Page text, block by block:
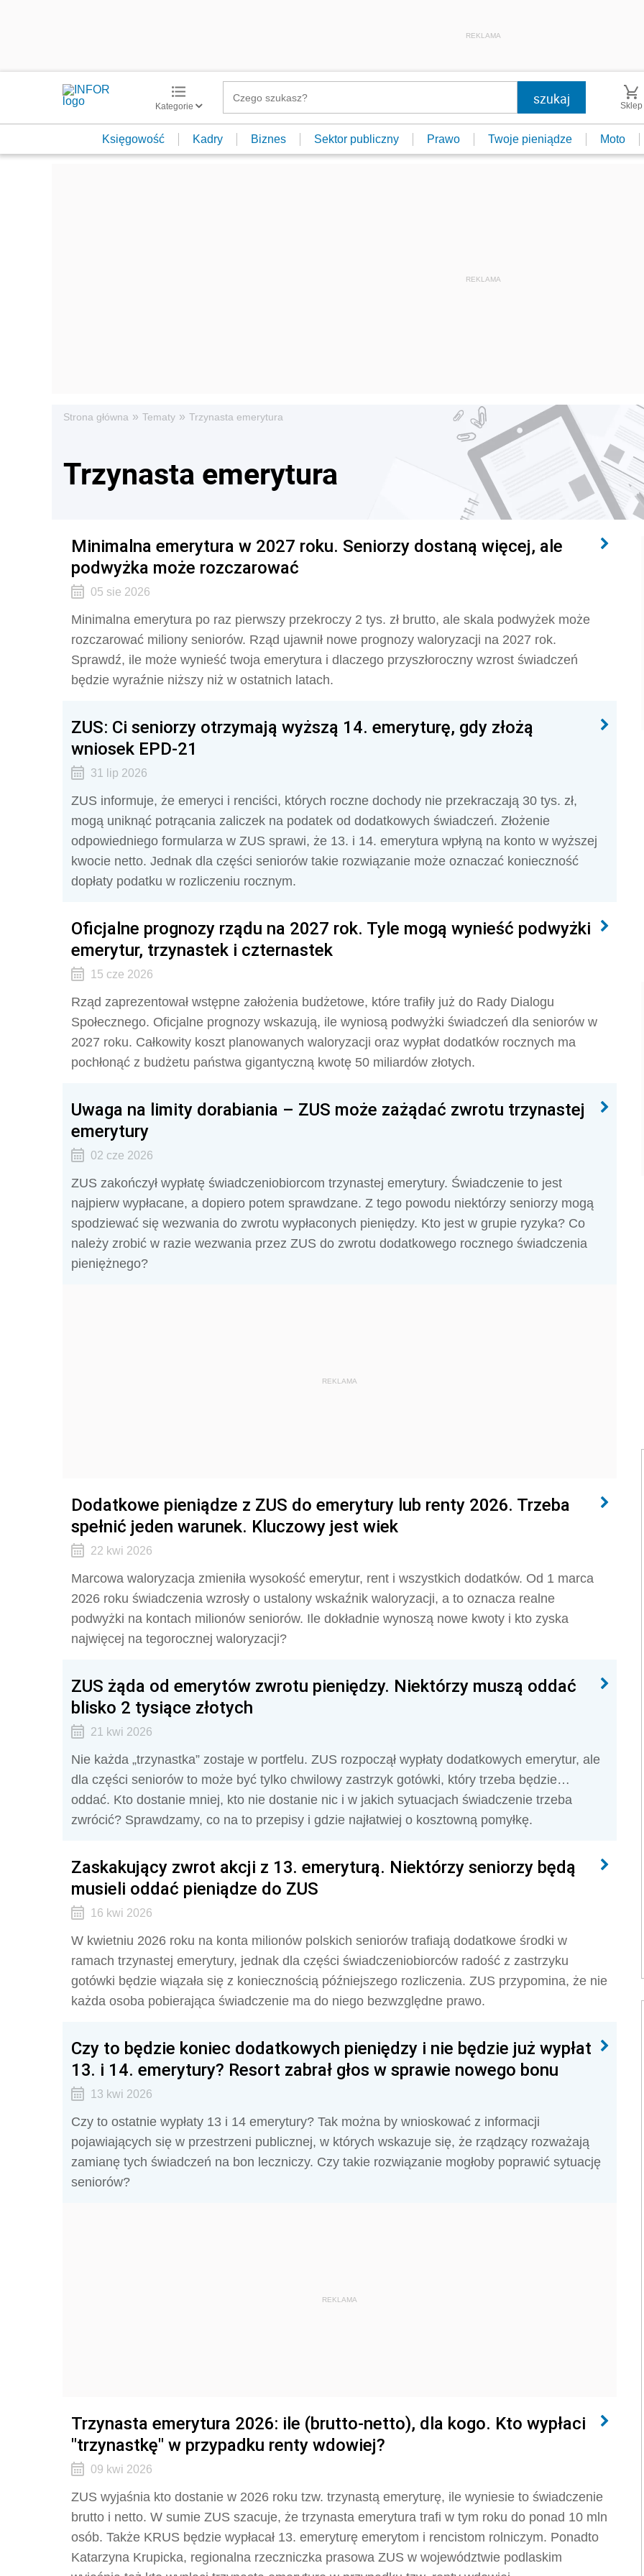
REKLAMA
Kategorie Sklep
Księgowość Kadry Biznes Sektor publiczny Prawo Twoje pieniądze Moto
Strona główna » Tematy » Trzynasta emerytura
Trzynasta emerytura
Minimalna emerytura w 2027 roku. Seniorzy dostaną więcej, ale
podwyżka może rozczarować
05 sie 2026
Minimalna emerytura po raz pierwszy przekroczy 2 tys. zł brutto, ale skala podwyżek może
rozczarować miliony seniorów. Rząd ujawnił nowe prognozy waloryzacji na 2027 rok.
Sprawdź, ile może wynieść twoja emerytura i dlaczego przyszłoroczny wzrost świadczeń
będzie wyraźnie niższy niż w ostatnich latach.
ZUS: Ci seniorzy otrzymają wyższą 14. emeryturę, gdy złożą
wniosek EPD-21
31 lip 2026
ZUS informuje, że emeryci i renciści, których roczne dochody nie przekraczają 30 tys. zł,
mogą uniknąć potrącania zaliczek na podatek od dodatkowych świadczeń. Złożenie
odpowiedniego formularza w ZUS sprawi, że 13. i 14. emerytura wpłyną na konto w wyższej
kwocie netto. Jednak dla części seniorów takie rozwiązanie może oznaczać konieczność
dopłaty podatku w rozliczeniu rocznym.
Oficjalne prognozy rządu na 2027 rok. Tyle mogą wynieść podwyżki
emerytur, trzynastek i czternastek
15 cze 2026
Rząd zaprezentował wstępne założenia budżetowe, które trafiły już do Rady Dialogu
Społecznego. Oficjalne prognozy wskazują, ile wyniosą podwyżki świadczeń dla seniorów w
2027 roku. Całkowity koszt planowanych waloryzacji oraz wypłat dodatków rocznych ma
pochłonąć z budżetu państwa gigantyczną kwotę 50 miliardów złotych.
Uwaga na limity dorabiania – ZUS może zażądać zwrotu trzynastej
emerytury
02 cze 2026
ZUS zakończył wypłatę świadczeniobiorcom trzynastej emerytury. Świadczenie to jest
najpierw wypłacane, a dopiero potem sprawdzane. Z tego powodu niektórzy seniorzy mogą
spodziewać się wezwania do zwrotu wypłaconych pieniędzy. Kto jest w grupie ryzyka? Co
należy zrobić w razie wezwania przez ZUS do zwrotu dodatkowego rocznego świadczenia
pieniężnego?
REKLAMA
Dodatkowe pieniądze z ZUS do emerytury lub renty 2026. Trzeba
spełnić jeden warunek. Kluczowy jest wiek
22 kwi 2026
Marcowa waloryzacja zmieniła wysokość emerytur, rent i wszystkich dodatków. Od 1 marca
2026 roku świadczenia wzrosły o ustalony wskaźnik waloryzacji, a to oznacza realne
podwyżki na kontach milionów seniorów. Ile dokładnie wynoszą nowe kwoty i kto zyska
najwięcej na tegorocznej waloryzacji?
ZUS żąda od emerytów zwrotu pieniędzy. Niektórzy muszą oddać
blisko 2 tysiące złotych
21 kwi 2026
Nie każda „trzynastka” zostaje w portfelu. ZUS rozpoczął wypłaty dodatkowych emerytur, ale
dla części seniorów to może być tylko chwilowy zastrzyk gotówki, który trzeba będzie…
oddać. Kto dostanie mniej, kto nie dostanie nic i w jakich sytuacjach świadczenie trzeba
zwrócić? Sprawdzamy, co na to przepisy i gdzie najłatwiej o kosztowną pomyłkę.
Zaskakujący zwrot akcji z 13. emeryturą. Niektórzy seniorzy będą
musieli oddać pieniądze do ZUS
16 kwi 2026
W kwietniu 2026 roku na konta milionów polskich seniorów trafiają dodatkowe środki w
ramach trzynastej emerytury, jednak dla części świadczeniobiorców radość z zastrzyku
gotówki będzie wiązała się z koniecznością późniejszego rozliczenia. ZUS przypomina, że nie
każda osoba pobierająca świadczenie ma do niego bezwzględne prawo.
Czy to będzie koniec dodatkowych pieniędzy i nie będzie już wypłat
13. i 14. emerytury? Resort zabrał głos w sprawie nowego bonu
13 kwi 2026
Czy to ostatnie wypłaty 13 i 14 emerytury? Tak można by wnioskować z informacji
pojawiających się w przestrzeni publicznej, w których wskazuje się, że rządzący rozważają
zamianę tych świadczeń na bon leczniczy. Czy takie rozwiązanie mogłoby poprawić sytuację
seniorów?
REKLAMA
Trzynasta emerytura 2026: ile (brutto-netto), dla kogo. Kto wypłaci
"trzynastkę" w przypadku renty wdowiej?
09 kwi 2026
ZUS wyjaśnia kto dostanie w 2026 roku tzw. trzynastą emeryturę, ile wyniesie to świadczenie
brutto i netto. W sumie ZUS szacuje, że trzynasta emerytura trafi w tym roku do ponad 10 mln
osób. Także KRUS będzie wypłacał 13. emeryturę emerytom i rencistom rolniczym. Ponadto
Katarzyna Krupicka, regionalna rzeczniczka prasowa ZUS w województwie podlaskim